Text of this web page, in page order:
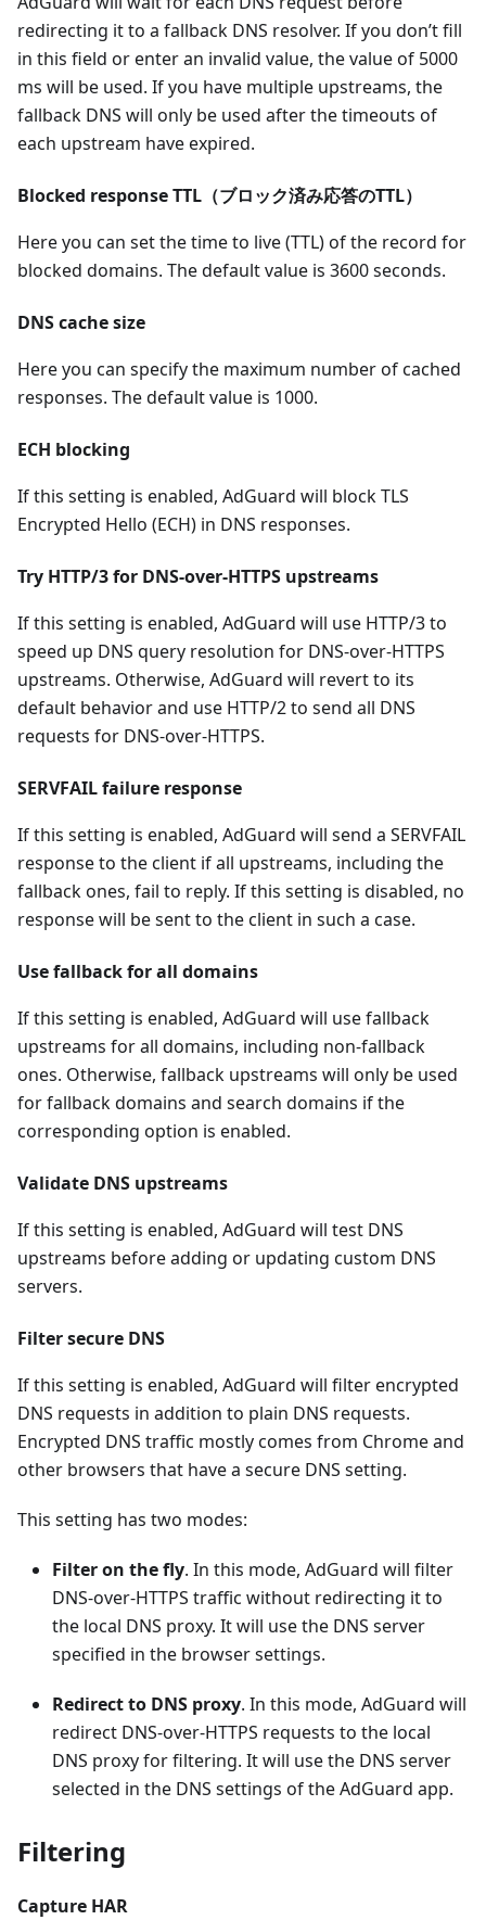
redirecting it to a fallback DNS resolver. If you don’t fill
in this field or enter an invalid value, the value of 5000
ms will be used. If you have multiple upstreams, the
fallback DNS will only be used after the timeouts of
each upstream have expired.
Blocked response TTL（ブロック済み応答のTTL）
Here you can set the time to live (TTL) of the record for
blocked domains. The default value is 3600 seconds.
DNS cache size
Here you can specify the maximum number of cached
responses. The default value is 1000.
ECH blocking
If this setting is enabled, AdGuard will block TLS
Encrypted Hello (ECH) in DNS responses.
Try HTTP/3 for DNS-over-HTTPS upstreams
If this setting is enabled, AdGuard will use HTTP/3 to
speed up DNS query resolution for DNS-over-HTTPS
upstreams. Otherwise, AdGuard will revert to its
default behavior and use HTTP/2 to send all DNS
requests for DNS-over-HTTPS.
SERVFAIL failure response
If this setting is enabled, AdGuard will send a SERVFAIL
response to the client if all upstreams, including the
fallback ones, fail to reply. If this setting is disabled, no
response will be sent to the client in such a case.
Use fallback for all domains
If this setting is enabled, AdGuard will use fallback
upstreams for all domains, including non-fallback
ones. Otherwise, fallback upstreams will only be used
for fallback domains and search domains if the
corresponding option is enabled.
Validate DNS upstreams
If this setting is enabled, AdGuard will test DNS
upstreams before adding or updating custom DNS
servers.
Filter secure DNS
If this setting is enabled, AdGuard will filter encrypted
DNS requests in addition to plain DNS requests.
Encrypted DNS traffic mostly comes from Chrome and
other browsers that have a secure DNS setting.
This setting has two modes:
Filter on the fly. In this mode, AdGuard will filter
DNS-over-HTTPS traffic without redirecting it to
the local DNS proxy. It will use the DNS server
specified in the browser settings.
Redirect to DNS proxy. In this mode, AdGuard will
redirect DNS-over-HTTPS requests to the local
DNS proxy for filtering. It will use the DNS server
selected in the DNS settings of the AdGuard app.
Filtering
Capture HAR